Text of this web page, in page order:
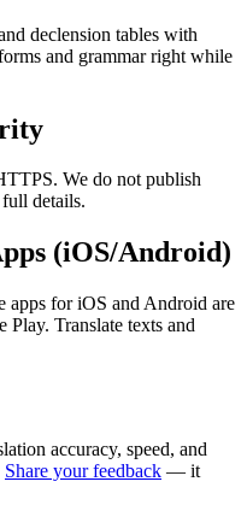
declension tables with
and grammar right while
We do not publish
details.
(iOS/Android)
apps for iOS and Android are
Translate texts and
accuracy, speed, and
Share your feedback — it